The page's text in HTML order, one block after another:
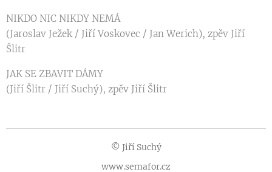
NIKDO NIC NIKDY NEMÁ
(Jaroslav Ježek / Jiří Voskovec / Jan Werich), zpěv Jiří
Šlitr
JAK SE ZBAVIT DÁMY
(Jiří Šlitr / Jiří Suchý), zpěv Jiří Šlitr
© Jiří Suchý
www.semafor.cz